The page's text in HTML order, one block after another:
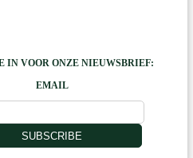
IN VOOR ONZE NIEUWSBRIEF:
EMAIL
SUBSCRIBE